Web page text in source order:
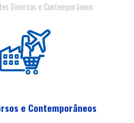
Diversos e Contemporâneos
e Contemporâneos